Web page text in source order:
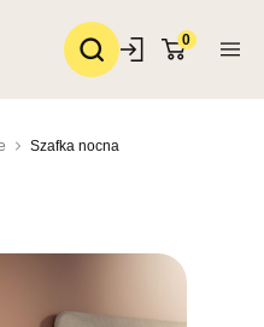
0
Szafka nocna